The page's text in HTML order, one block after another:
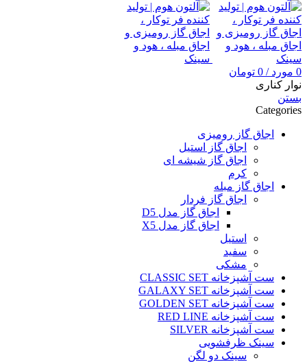
0 مورد/
0 تومان
نوار کناری
بستن
Categories
اجاق گاز رومیزی
اجاق گاز استیل
اجاق گاز شیشه ای
کرم
اجاق گاز مبله
اجاق گاز فردار
اجاق گاز مدل D5
اجاق گاز مدل X5
استیل
سفید
مشکی
ست آشپزخانه CLASSIC SET
ست آشپزخانه GALAXY SET
ست آشپزخانه GOLDEN SET
ست آشپزخانه RED LINE
ست آشپزخانه SILVER
سینک ظرفشویی
سینک دو لگن